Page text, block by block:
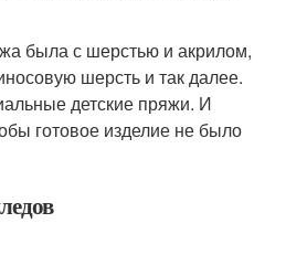
была с шерстью и акрилом,
шерсть и так далее.
детские пряжи. И
готовое изделие не было